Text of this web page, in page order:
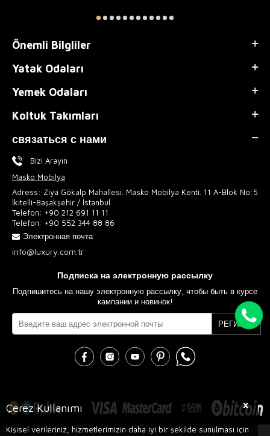
X
Çerez Kullanımı
Kişisel verileriniz, hizmetlerimizin daha iyi bir şekilde sunulması için
Önemli Bilgliler
Yatak Odaları
Yemek Odaları
Koltuk Takımları
связаться с нами
Bizi Arayın
Masko Mobilya
Adress: Ziya Gökalp Mahallesi. Masko Mobilya Kenti. 11 A-Blok No:5
İkitelli-Başakşehir / İstanbul
Telefon: +90 212 691 11 11
Telefon: +90 552 344 88 86
Электронная почта
info@luxury.com.tr
Подписка на электронную рассылку
Подпишитесь на нашу электронную рассылку, чтобы быть в курсе
кампании и новинок!
РЕГИСТР